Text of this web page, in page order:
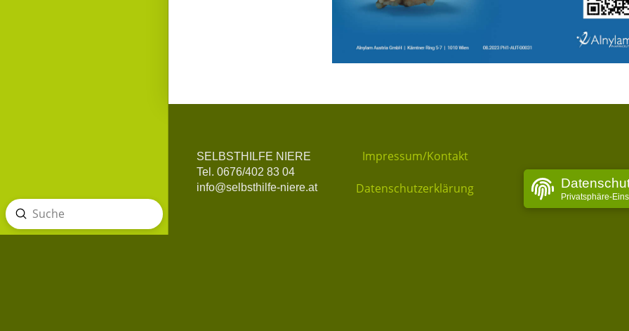
Suche
Absenden
SELBSTHILFE NIERE
Tel. 0676/402 83 04
info@selbsthilfe-niere.at
Impressum/Kontakt
Datenschutzerklärung
Privatsphäre-